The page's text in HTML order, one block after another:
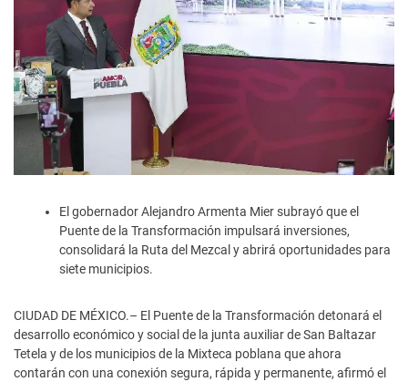
El gobernador Alejandro Armenta Mier subrayó que el
Puente de la Transformación impulsará inversiones,
consolidará la Ruta del Mezcal y abrirá oportunidades para
siete municipios.
CIUDAD DE MÉXICO.– El Puente de la Transformación detonará el
desarrollo económico y social de la junta auxiliar de San Baltazar
Tetela y de los municipios de la Mixteca poblana que ahora
contarán con una conexión segura, rápida y permanente, afirmó el